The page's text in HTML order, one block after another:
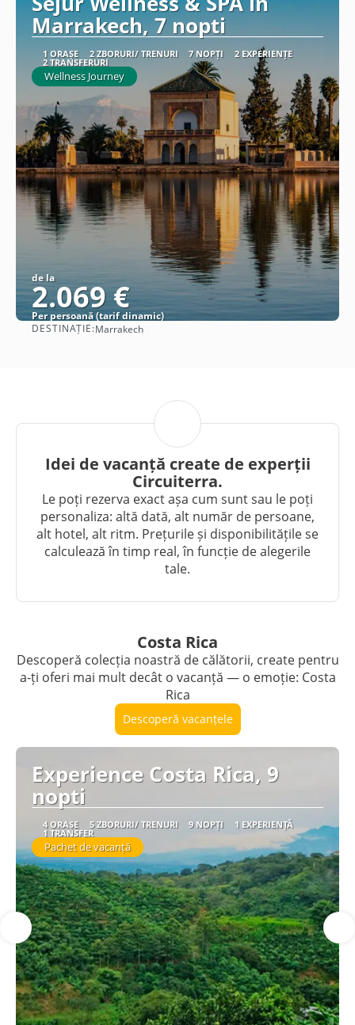
Marrakech, 7 nopti
1 ORAȘE 2 ZBORURI/ TRENURI 7 NOPȚI 2 EXPERIENȚE
2 TRANSFERURI
Wellness Journey
de la
2.069 €
Per persoană (tarif dinamic)
DESTINAȚIE:Marrakech
Idei de vacanță create de experții
Circuiterra.
Le poți rezerva exact așa cum sunt sau le poți
personaliza: altă dată, alt număr de persoane,
alt hotel, alt ritm. Prețurile și disponibilitățile se
calculează în timp real, în funcție de alegerile
tale.
Costa Rica
Descoperă colecția noastră de călătorii, create pentru
a-ți oferi mai mult decât o vacanță — o emoție: Costa
Rica
Descoperă vacanțele
Experience Costa Rica, 9
nopti
4 ORAȘE 5 ZBORURI/ TRENURI 9 NOPȚI 1 EXPERIENȚĂ
1 TRANSFER
Pachet de vacanță